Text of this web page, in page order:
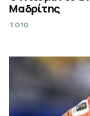
Μαδρίτης
TO10